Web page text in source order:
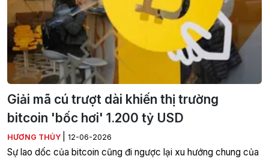
Giải mã cú trượt dài khiến thị trường
bitcoin 'bốc hơi' 1.200 tỷ USD
HƯƠNG THỦY 12-06-2026
Sự lao dốc của bitcoin cũng đi ngược lại xu hướng chung của